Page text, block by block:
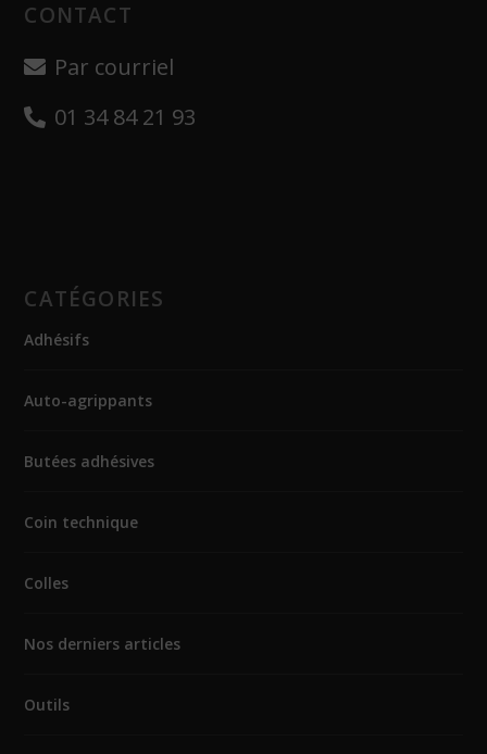
CONTACT
Par courriel
01 34 84 21 93
CATÉGORIES
Adhésifs
Auto-agrippants
Butées adhésives
Coin technique
Colles
Nos derniers articles
Outils